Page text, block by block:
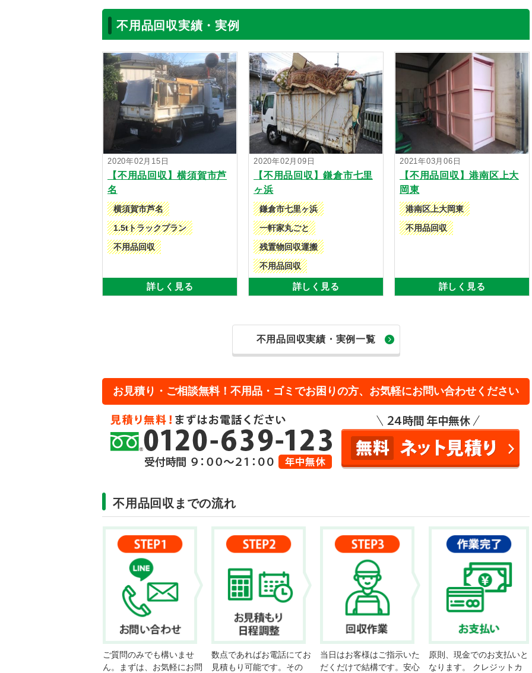
不用品回収実績・実例
2020年02月15日
【不用品回収】横須賀市芦
名
横須賀市芦名
1.5tトラックプラン
不用品回収
詳しく見る
2020年02月09日
【不用品回収】鎌倉市七里
ヶ浜
鎌倉市七里ヶ浜
一軒家丸ごと
残置物回収運搬
不用品回収
詳しく見る
2021年03月06日
【不用品回収】港南区上大
岡東
港南区上大岡東
不用品回収
詳しく見る
不用品回収実績・実例一覧
お見積り・ご相談無料！不用品・ゴミでお困りの方、お気軽にお問い合わせください
不用品回収までの流れ
ご質問のみでも構いませ
ん。まずは、お気軽にお問
数点であればお電話にてお
見積もり可能です。その
当日はお客様はご指示いた
だくだけで結構です。安心
原則、現金でのお支払いと
なります。 クレジットカ